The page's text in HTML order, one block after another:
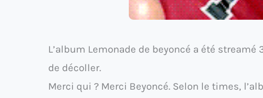
L’album Lemonade de beyoncé a été
de décoller.
Merci qui ? Merci Beyoncé. Selon le times,